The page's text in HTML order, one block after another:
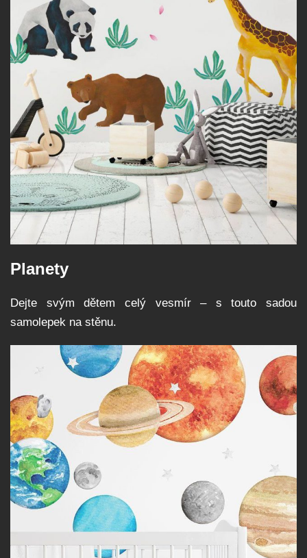
Planety
Dejte svým dětem celý vesmír – s touto sadou
samolepek na stěnu.